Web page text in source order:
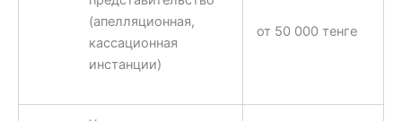
(апелляционная,
кассационная
инстанции)
от 50 000 тенге